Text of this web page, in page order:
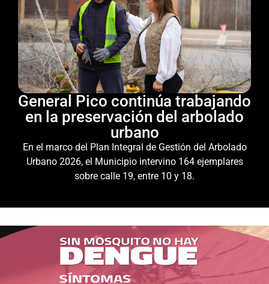
General Pico continúa trabajando
en la preservación del arbolado
urbano
En el marco del Plan Integral de Gestión del Arbolado
Urbano 2026, el Municipio intervino 164 ejemplares
sobre calle 19, entre 10 y 18.